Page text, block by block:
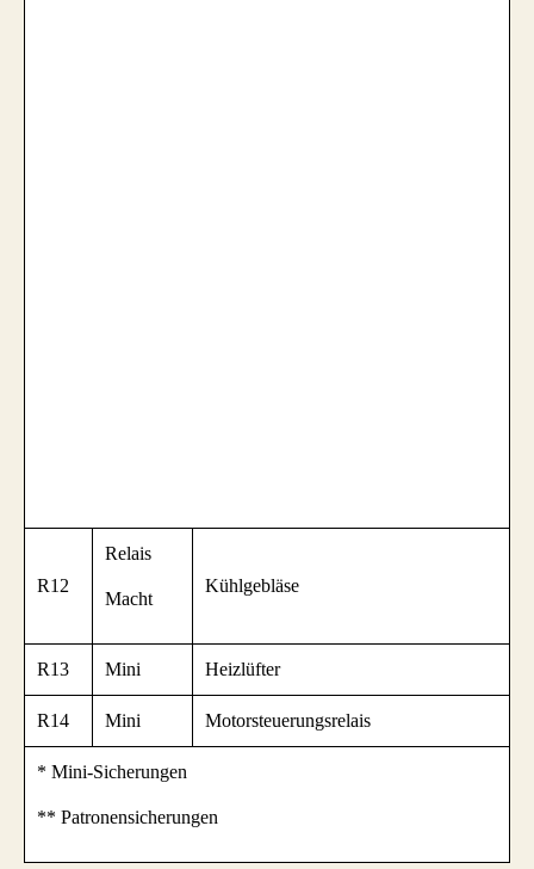
R12
Relais
Macht
Kühlgebläse
R13 Mini Heizlüfter
R14 Mini Motorsteuerungsrelais
* Mini-Sicherungen
** Patronensicherungen